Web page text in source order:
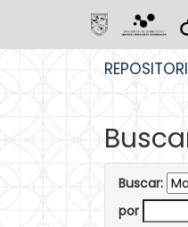
Buscar:
por